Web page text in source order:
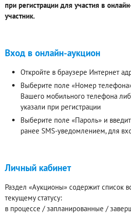
при регистрации для участия в
участник.
Вход в онлайн-аукцион
Откройте в браузере Интернет
Выберите поле «Номер
Вашего мобильного телефона
указали при регистрации
Выберите поле «Пароль» и
ранее SMS-уведомлением, для
Личный кабинет
Раздел «Аукционы» содержит список
текущему статусу:
в процессе / запланированные /